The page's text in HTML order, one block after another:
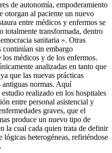
de autonomía, empoderamiento
otorgan al paciente un nuevo
entre médicos y enfermos se
totalmente transformada, dentro
sanitaria ». Otras
continúan sin embargo
los médicos y de los enfermos.
analizadas en tanto que
que las nuevas prácticas
antiguas normas. Aquí
realizado en los hospitales
entre personal asistencial y
graves, que el
produce un nuevo tipo de
la cual cada quien trata de definir
lógicas heterogéneas, refiriéndose